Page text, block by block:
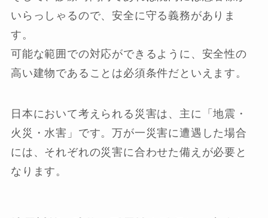
いらっしゃるので、安全に守る義務がありま
す。
可能な範囲での対応ができるように、安全性の
高い建物であることは必須条件だといえます。
日本において考えられる災害は、主に「地震・
火災・水害」です。万が一災害に遭遇した場合
には、それぞれの災害に合わせた備えが必要と
なります。